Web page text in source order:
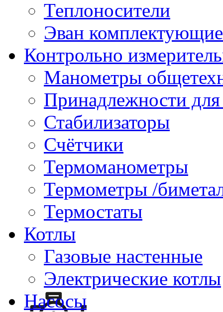
Теплоносители
Эван комплектующие
Контрольно
Манометры
Принадлежности
Стабилизаторы
Счётчики
Термоманометры
Термометры /
Термостаты
Котлы
Газовые настенные
Электрические котлы
Насосы